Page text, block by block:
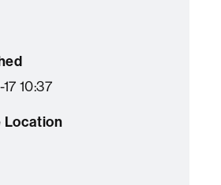
10:37
Location